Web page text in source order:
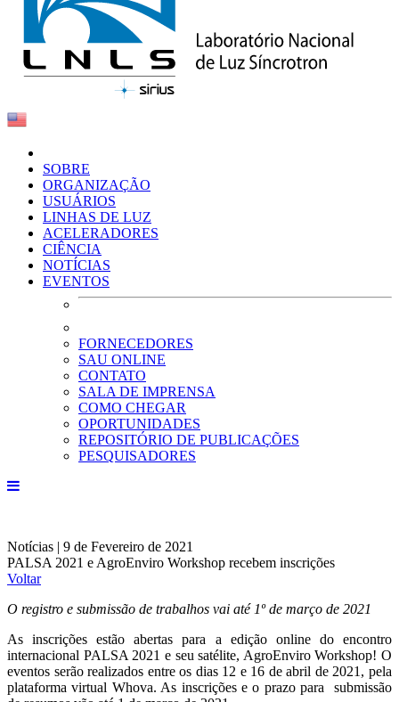
SOBRE
ORGANIZAÇÃO
USUÁRIOS
LINHAS DE LUZ
ACELERADORES
CIÊNCIA
NOTÍCIAS
EVENTOS
FORNECEDORES
SAU ONLINE
CONTATO
SALA DE IMPRENSA
COMO CHEGAR
OPORTUNIDADES
REPOSITÓRIO DE PUBLICAÇÕES
PESQUISADORES
Notícias | 9 de Fevereiro de 2021
PALSA 2021 e AgroEnviro Workshop recebem inscrições
Voltar
O registro e submissão de trabalhos vai até 1º de março de 2021
As inscrições estão abertas para a edição online do encontro
internacional PALSA 2021 e seu satélite, AgroEnviro Workshop! O
eventos serão realizados entre os dias 12 e 16 de abril de 2021, pela
plataforma virtual Whova. As inscrições e o prazo para submissão